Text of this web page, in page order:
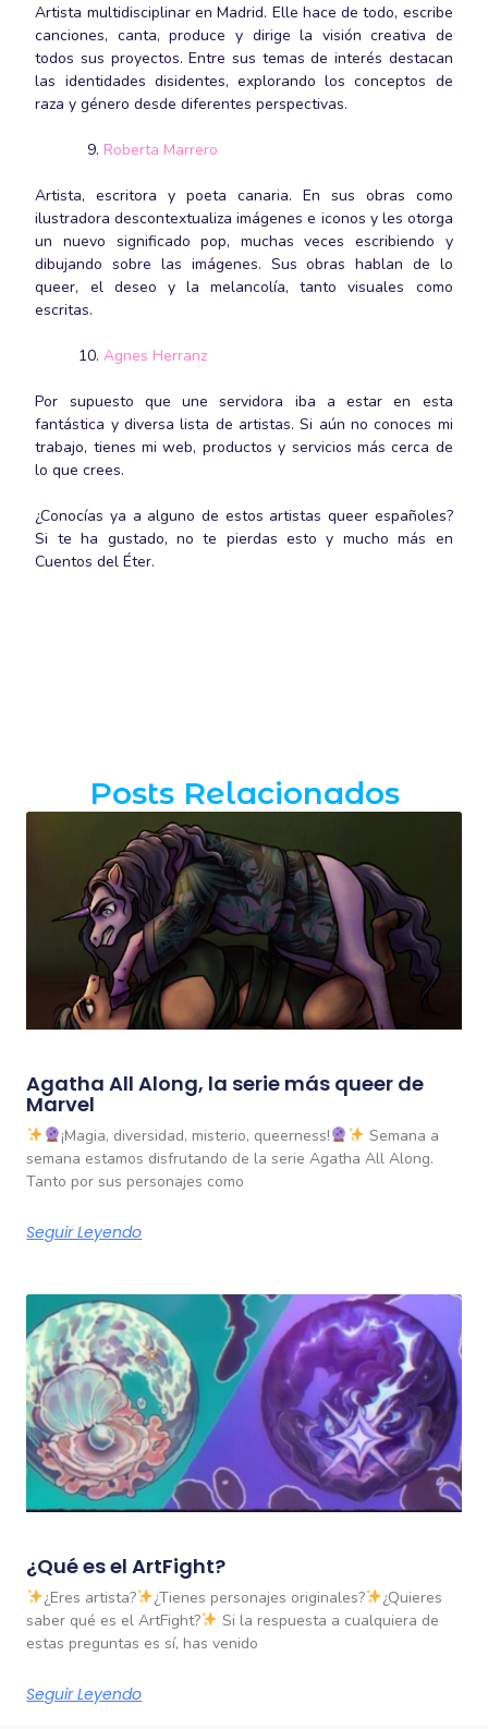
Artista multidisciplinar en Madrid. Elle hace de todo, escribe
canciones, canta, produce y dirige la visión creativa de
todos sus proyectos. Entre sus temas de interés destacan
las identidades disidentes, explorando los conceptos de
raza y género desde diferentes perspectivas.
Roberta Marrero
Artista, escritora y poeta canaria. En sus obras como
ilustradora descontextualiza imágenes e iconos y les otorga
un nuevo significado pop, muchas veces escribiendo y
dibujando sobre las imágenes. Sus obras hablan de lo
queer, el deseo y la melancolía, tanto visuales como
escritas.
Agnes Herranz
Por supuesto que une servidora iba a estar en esta
fantástica y diversa lista de artistas. Si aún no conoces mi
trabajo, tienes mi web, productos y servicios más cerca de
lo que crees.
¿Conocías ya a alguno de estos artistas queer españoles?
Si te ha gustado, no te pierdas esto y mucho más en
Cuentos del Éter.
Posts Relacionados
Agatha All Along, la serie más queer de
Marvel
¡Magia, diversidad, misterio, queerness!
Semana a
semana estamos disfrutando de la serie Agatha All Along.
Tanto por sus personajes como
Seguir Leyendo
¿Qué es el ArtFight?
¿Eres artista? ¿Tienes personajes originales?
¿Quieres
saber qué es el ArtFight?
Si la respuesta a cualquiera de
estas preguntas es sí, has venido
Seguir Leyendo